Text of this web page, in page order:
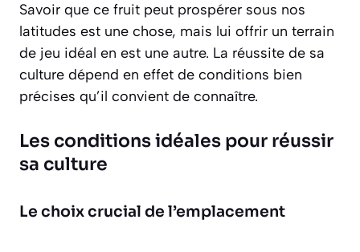
Savoir que ce fruit peut prospérer sous nos
latitudes est une chose, mais lui offrir un terrain
de jeu idéal en est une autre. La réussite de sa
culture dépend en effet de conditions bien
précises qu’il convient de connaître.
Les conditions idéales pour réussir
sa culture
Le choix crucial de l’emplacement